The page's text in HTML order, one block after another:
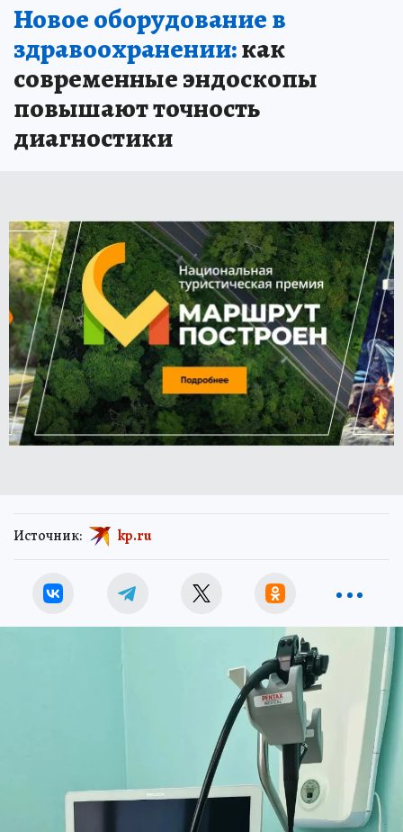
Новое оборудование в
здравоохранении:как
современные эндоскопы
повышают точность
диагностики
Источник: kp.ru